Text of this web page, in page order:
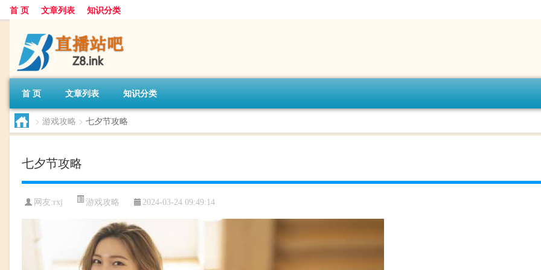
首 页 文章列表 知识分类
首 页 文章列表 知识分类
> 游戏攻略 > 七夕节攻略
七夕节攻略
网友:rxj 游戏攻略 2024-03-24 09:49:14